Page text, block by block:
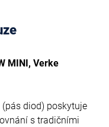
MINI, Verke
(pás diod) poskytuje
s tradičními